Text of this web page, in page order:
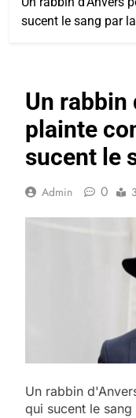
sucent le sang par
Un rabbin
plainte
sucent le
Admin 0
Un rabbin
qui sucent le